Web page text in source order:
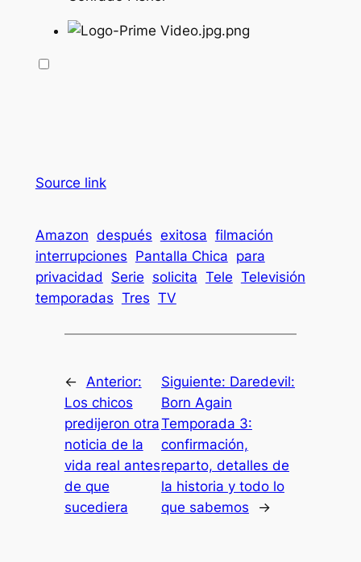
Source link
Amazon después exitosa filmación
interrupciones Pantalla Chica para
privacidad
Serie solicita Tele Televisión
temporadas Tres TV
←
Anterior:
Los chicos
predijeron otra
noticia de la
vida real antes
de que
sucediera
Siguiente: Daredevil:
Born Again
Temporada 3:
confirmación,
reparto, detalles de
la historia y todo lo
que sabemos
→